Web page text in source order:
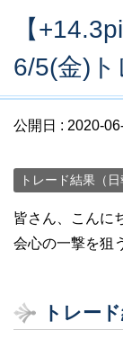
【
6/5(金)
公開日 : 2020-
トレード結果（日
皆さん、こんに
会心の一撃を狙
トレー